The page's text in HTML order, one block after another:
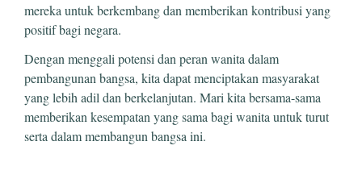
mereka untuk berkembang dan memberikan kontribusi yang
positif bagi negara.
Dengan menggali potensi dan peran wanita dalam
pembangunan bangsa, kita dapat menciptakan masyarakat
yang lebih adil dan berkelanjutan. Mari kita bersama-sama
memberikan kesempatan yang sama bagi wanita untuk turut
serta dalam membangun bangsa ini.